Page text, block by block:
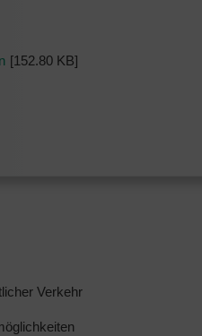
[152.80 KB]
Verkehr